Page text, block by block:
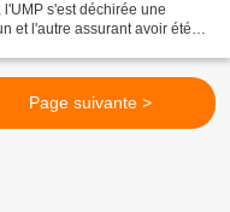
s'est déchirée une
et l'autre assurant avoir été
Page suivante >